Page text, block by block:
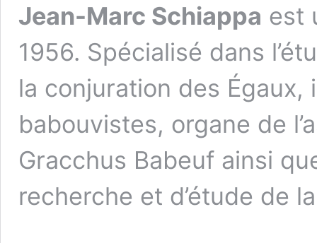
Jean-Marc Schiappa est
1956. Spécialisé dans
la conjuration des
babouvistes, organe de
Gracchus Babeuf ainsi
recherche et d’étude de